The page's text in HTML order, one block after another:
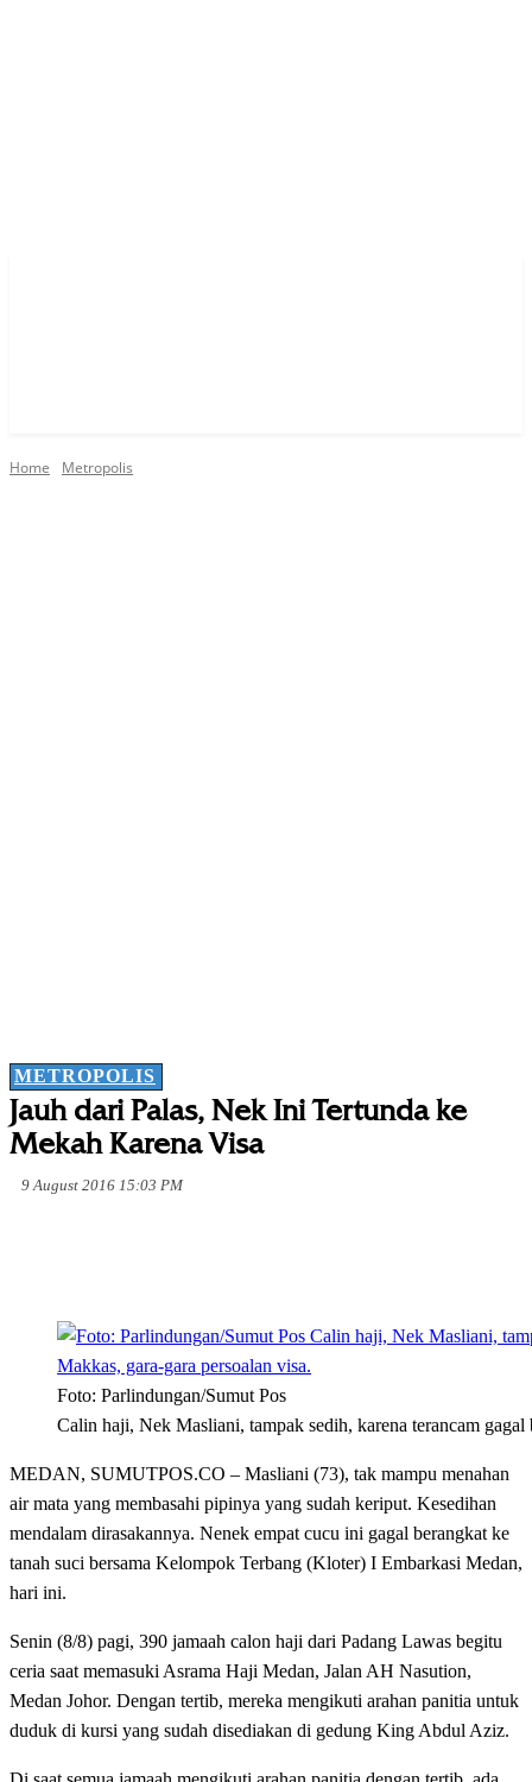
Home Metropolis
METROPOLIS
Jauh dari Palas, Nek Ini Tertunda ke
Mekah Karena Visa
9 August 2016 15:03 PM
Foto: Parlindungan/Sumut Pos
Calin haji, Nek Masliani, tampak sedih, karena terancam
MEDAN, SUMUTPOS.CO – Masliani (73), tak mampu menahan
air mata yang membasahi pipinya yang sudah keriput. Kesedihan
mendalam dirasakannya. Nenek empat cucu ini gagal berangkat ke
tanah suci bersama Kelompok Terbang (Kloter) I Embarkasi Medan,
hari ini.
Senin (8/8) pagi, 390 jamaah calon haji dari Padang Lawas begitu
ceria saat memasuki Asrama Haji Medan, Jalan AH Nasution,
Medan Johor. Dengan tertib, mereka mengikuti arahan panitia untuk
duduk di kursi yang sudah disediakan di gedung King Abdul Aziz.